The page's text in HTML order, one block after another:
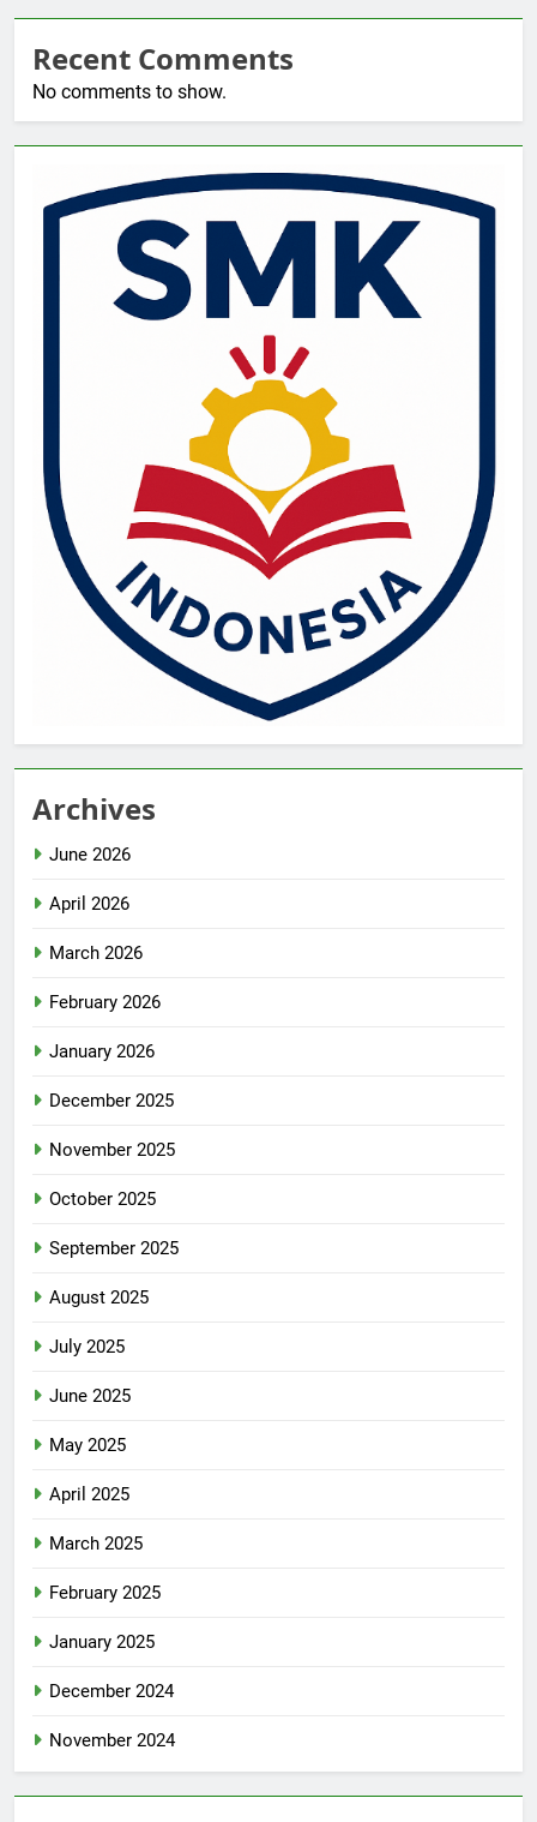
Recent Comments
No comments to show.
Archives
June 2026
April 2026
March 2026
February 2026
January 2026
December 2025
November 2025
October 2025
September 2025
August 2025
July 2025
June 2025
May 2025
April 2025
March 2025
February 2025
January 2025
December 2024
November 2024